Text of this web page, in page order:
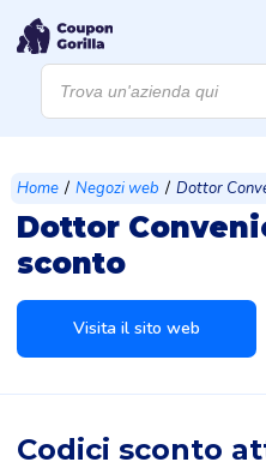
Products
search
Home / Negozi web / Dottor
Dottor
sconto
Visita il sito web
Codici sconto